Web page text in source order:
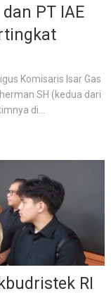
PT IAE
Komisaris Isar Gas
SH (kedua dari
di...
RI